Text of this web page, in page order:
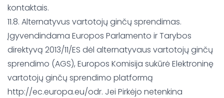
kontaktais.
11.8. Alternatyvus vartotojų ginčų sprendimas.
Įgyvendindama Europos Parlamento ir Tarybos
direktyvą 2013/11/ES dėl alternatyvaus vartotojų ginčų
sprendimo (AGS), Europos Komisija sukūrė Elektroninę
vartotojų ginčų sprendimo platformą
http://ec.europa.eu/odr. Jei Pirkėjo netenkina